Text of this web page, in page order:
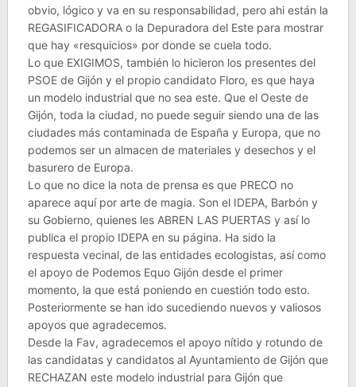
obvio, lógico y va en su responsabilidad, pero ahi están la
REGASIFICADORA o la Depuradora del Este para mostrar
que hay «resquicios» por donde se cuela todo.
Lo que EXIGIMOS, también lo hicieron los presentes del
PSOE de Gijón y el propio candidato Floro, es que haya
un modelo industrial que no sea este. Que el Oeste de
Gijón, toda la ciudad, no puede seguir siendo una de las
ciudades más contaminada de España y Europa, que no
podemos ser un almacen de materiales y desechos y el
basurero de Europa.
Lo que no dice la nota de prensa es que PRECO no
aparece aquí por arte de magia. Son el IDEPA, Barbón y
su Gobierno, quienes les ABREN LAS PUERTAS y así lo
publica el propio IDEPA en su página. Ha sido la
respuesta vecinal, de las entidades ecologistas, así como
el apoyo de Podemos Equo Gijón desde el primer
momento, la que está poniendo en cuestión todo esto.
Posteriormente se han ido sucediendo nuevos y valiosos
apoyos que agradecemos.
Desde la Fav, agradecemos el apoyo nítido y rotundo de
las candidatas y candidatos al Ayuntamiento de Gijón que
RECHAZAN este modelo industrial para Gijón que